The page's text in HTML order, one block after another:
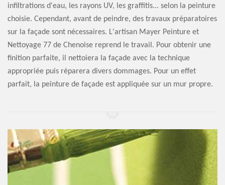
infiltrations d'eau, les rayons UV, les graffitis... selon la peinture
choisie. Cependant, avant de peindre, des travaux préparatoires
sur la façade sont nécessaires. L'artisan Mayer Peinture et
Nettoyage 77 de Chenoise reprend le travail. Pour obtenir une
finition parfaite, il nettoiera la façade avec la technique
appropriée puis réparera divers dommages. Pour un effet
parfait, la peinture de façade est appliquée sur un mur propre.